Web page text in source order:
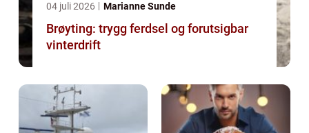
04 juli 2026 Marianne Sunde
Brøyting: trygg ferdsel og forutsigbar
vinterdrift